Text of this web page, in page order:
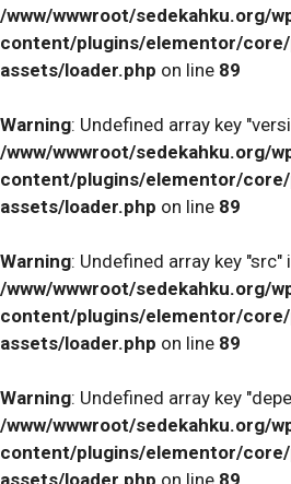
/www/wwwroot/sedekahku.org/
content/plugins/elementor/
assets/loader.php on line 89
Warning: Undefined array key
/www/wwwroot/sedekahku.org/
content/plugins/elementor/
assets/loader.php on line 89
Warning: Undefined array key "src"
/www/wwwroot/sedekahku.org/
content/plugins/elementor/
assets/loader.php on line 89
Warning: Undefined array key
/www/wwwroot/sedekahku.org/
content/plugins/elementor/
assets/loader.php on line 89